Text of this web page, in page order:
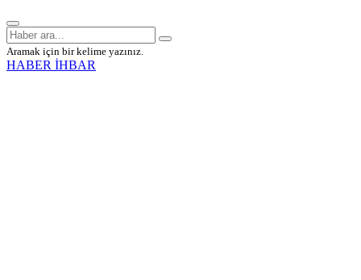
Aramak için bir kelime yazınız.
HABER İHBAR